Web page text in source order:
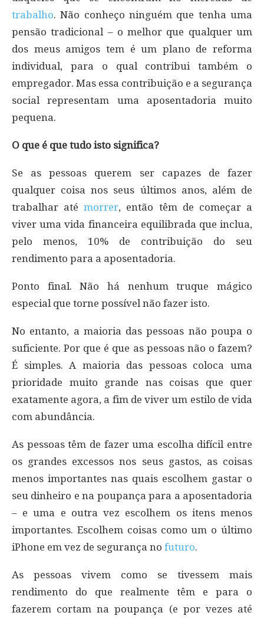
trabalho. Não conheço ninguém que tenha uma
pensão tradicional – o melhor que qualquer um
dos meus amigos tem é um plano de reforma
individual, para o qual contribui também o
empregador. Mas essa contribuição e a segurança
social representam uma aposentadoria muito
pequena.
O que é que tudo isto significa?
Se as pessoas querem ser capazes de fazer
qualquer coisa nos seus últimos anos, além de
trabalhar atémorrer, então têm de começar a
viver uma vida financeira equilibrada que inclua,
pelo menos, 10% de contribuição do seu
rendimento para a aposentadoria.
Ponto final. Não há nenhum truque mágico
especial que torne possível não fazer isto.
No entanto, a maioria das pessoas não poupa o
suficiente. Por que é que as pessoas não o fazem?
É simples. A maioria das pessoas coloca uma
prioridade muito grande nas coisas que quer
exatamente agora, a fim de viver um estilo de vida
com abundância.
As pessoas têm de fazer uma escolha difícil entre
os grandes excessos nos seus gastos, as coisas
menos importantes nas quais escolhem gastar o
seu dinheiro e na poupança para a aposentadoria
– e uma e outra vez escolhem os itens menos
importantes. Escolhem coisas como um o último
iPhone em vez de segurança no futuro.
As pessoas vivem como se tivessem mais
rendimento do que realmente têm e para o
fazerem cortam na poupança (e por vezes até